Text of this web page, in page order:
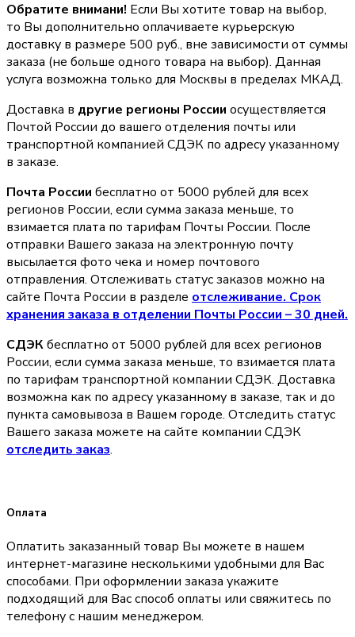
Обратите внимани! Если Вы хотите товар на выбор,
то Вы дополнительно оплачиваете курьерскую
доставку в размере 500 руб., вне зависимости от суммы
заказа (не больше одного товара на выбор). Данная
услуга возможна только для Москвы в пределах МКАД.
Доставка в другие регионы России осуществляется
Почтой России до вашего отделения почты или
транспортной компанией СДЭК по адресу указанному
в заказе.
Почта России бесплатно от 5000 рублей для всех
регионов России, если сумма заказа меньше, то
взимается плата по тарифам Почты России. После
отправки Вашего заказа на электронную почту
высылается фото чека и номер почтового
отправления. Отслеживать статус заказов можно на
сайте Почта России в разделе oтслеживание. Срок
хранения заказа в отделении Почты России – 30 дней.
СДЭКбесплатно от 5000 рублей для всех регионов
России, если сумма заказа меньше, то взимается плата
по тарифам транспортной компании СДЭК. Доставка
возможна как по адресу указанному в заказе, так и до
пункта самовывоза в Вашем городе. Отследить статус
Вашего заказа можете на сайте компании СДЭК
отследить заказ.
Оплата
Оплатить заказанный товар Вы можете в нашем
интернет-магазине несколькими удобными для Вас
способами. При оформлении заказа укажите
подходящий для Вас способ оплаты или свяжитесь по
телефону с нашим менеджером.